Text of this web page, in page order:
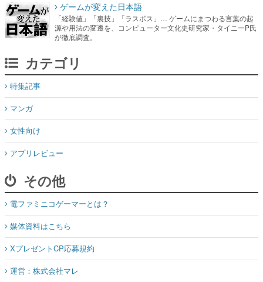
ゲームが変えた日本語
「経験値」「裏技」「ラスボス」… ゲームにまつわる言葉の起
源や用法の変遷を、コンピューター文化史研究家・タイニーP氏
が徹底調査。
カテゴリ
特集記事
マンガ
女性向け
アプリレビュー
その他
電ファミニコゲーマーとは？
媒体資料はこちら
XプレゼントCP応募規約
運営：株式会社マレ